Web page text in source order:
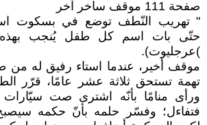
صفحة 111 موقف ساخر آخر
" تهريب النّطف توضع في بسكوت
حتّى بات اسم كل طفل يُنجب بهذه
)عرجليوت).
موقف أخير، عندما استاء رفيق له
تهمة تستحق ثلاثة عشر عامًا، قرّر
ورأى منامًا بأنّه اشترى صت
فتفاءل؛ وفسّر حلمه بأنّ حكمه